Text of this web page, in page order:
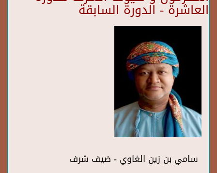
العاشرة - الدورة السابقة
سامي بن زين الغاوي - ضيف شرف